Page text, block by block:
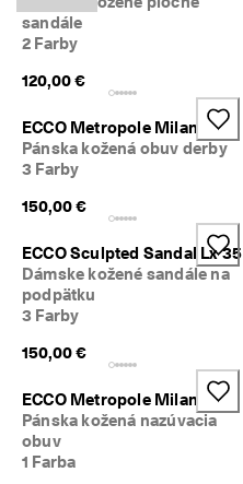
sandále
2 Farby
120,00 €
ECCO Metropole Milan
Pánska kožená obuv derby
3 Farby
150,00 €
ECCO Sculpted Sandal Lx 35
Dámske kožené sandále na
podpätku
3 Farby
150,00 €
ECCO Metropole Milan
Pánska kožená nazúvacia
obuv
1 Farba